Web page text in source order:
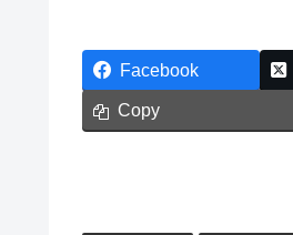
Facebook
Copy